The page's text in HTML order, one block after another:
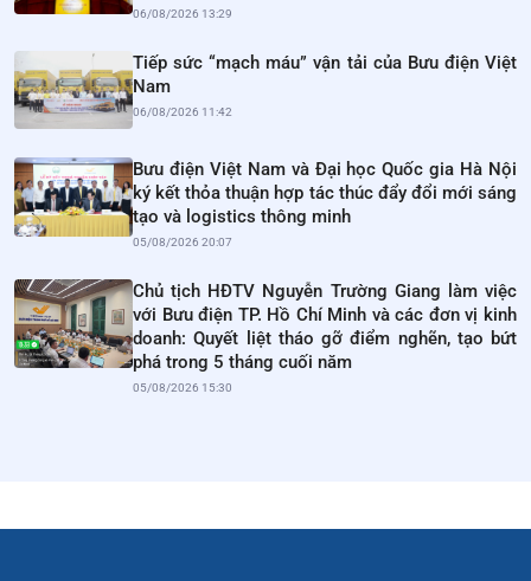
06/08/2026 13:29
Tiếp sức “mạch máu” vận tải của Bưu điện Việt
Nam
06/08/2026 11:42
Bưu điện Việt Nam và Đại học Quốc gia Hà Nội
ký kết thỏa thuận hợp tác thúc đẩy đổi mới sáng
tạo và logistics thông minh
05/08/2026 20:07
Chủ tịch HĐTV Nguyễn Trường Giang làm việc
với Bưu điện TP. Hồ Chí Minh và các đơn vị kinh
doanh: Quyết liệt tháo gỡ điểm nghẽn, tạo bứt
phá trong 5 tháng cuối năm
05/08/2026 15:30